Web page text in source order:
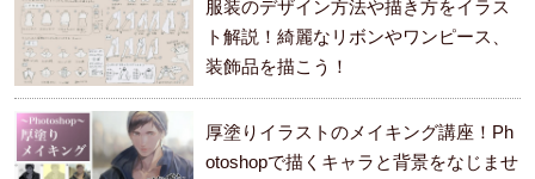
服装のデザイン方法や描き方をイラス
ト解説！綺麗なリボンやワンピース、
装飾品を描こう！
厚塗りイラストのメイキング講座！Ph
otoshopで描くキャラと背景をなじませ